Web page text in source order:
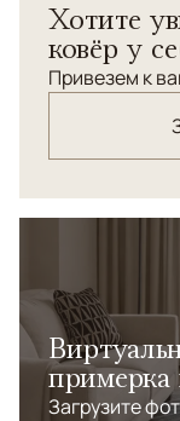
"Райский сад".
интерьеров с
Хотите
ковёр у
Привезем к
примерка
Загрузите